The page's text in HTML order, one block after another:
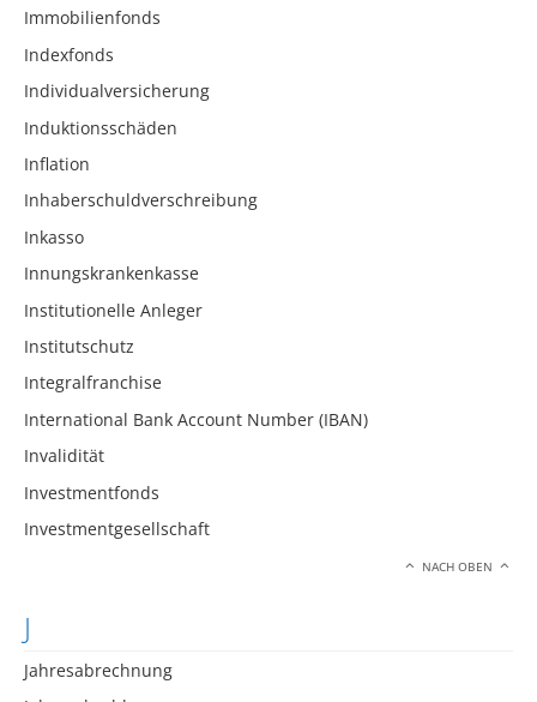
Immobilienfonds
Indexfonds
Individualversicherung
Induktionsschäden
Inflation
Inhaberschuldverschreibung
Inkasso
Innungskrankenkasse
Institutionelle Anleger
Institutschutz
Integralfranchise
International Bank Account Number (IBAN)
Invalidität
Investmentfonds
Investmentgesellschaft
NACH OBEN
J
Jahresabrechnung